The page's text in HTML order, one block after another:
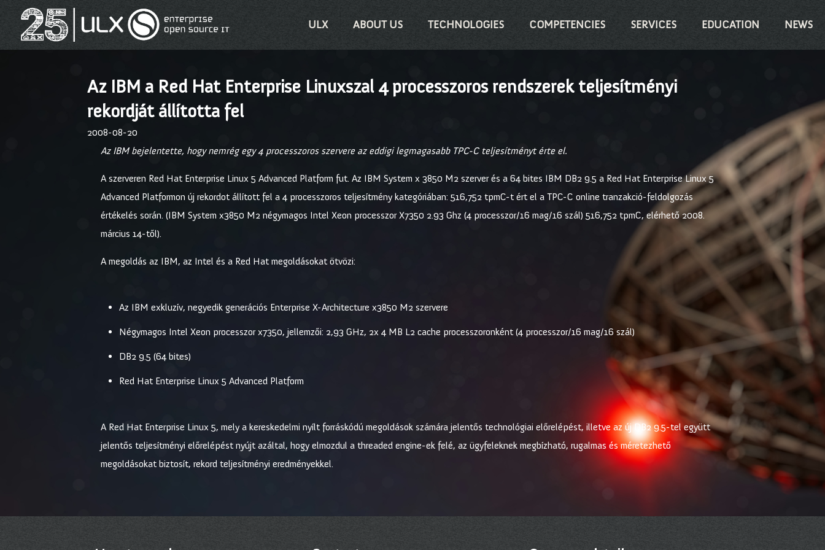
ULX ABOUT US TECHNOLOGIES COMPETENCIES SERVICES EDUCATION NEWS
Az IBM a Red Hat Enterprise Linuxszal 4 processzoros rendszerek teljesítményi
rekordját állította fel
2008-08-20
Az IBM bejelentette, hogy nemrég egy 4 processzoros szervere az eddigi legmagasabb TPC-C teljesítményt érte el.
A szerveren Red Hat Enterprise Linux 5 Advanced Platform fut. Az IBM System x 3850 M2 szerver és a 64 bites IBM DB2 9.5 a Red Hat Enterprise Linux 5
Advanced Platformon új rekordot állított fel a 4 processzoros teljesítmény kategóriában: 516,752 tpmC-t ért el a TPC-C online tranzakció-feldolgozás
értékelés során. (IBM System x3850 M2 négymagos Intel Xeon processzor X7350 2.93 Ghz (4 processzor/16 mag/16 szál) 516,752 tpmC, elérhető 2008.
március 14-től).
A megoldás az IBM, az Intel és a Red Hat megoldásokat ötvözi:
Az IBM exkluzív, negyedik generációs Enterprise X-Architecture x3850 M2 szervere
Négymagos Intel Xeon processzor x7350, jellemzői: 2,93 GHz, 2x 4 MB L2 cache processzoronként (4 processzor/16 mag/16 szál)
DB2 9.5 (64 bites)
Red Hat Enterprise Linux 5 Advanced Platform
A Red Hat Enterprise Linux 5, mely a kereskedelmi nyílt forráskódú megoldások számára jelentős technológiai előrelépést, illetve az új DB2 9.5-tel együtt
jelentős teljesítményi előrelépést nyújt azáltal, hogy elmozdul a threaded engine-ek felé, az ügyfeleknek megbízható, rugalmas és méretezhető
megoldásokat biztosít, rekord teljesítményi eredményekkel.